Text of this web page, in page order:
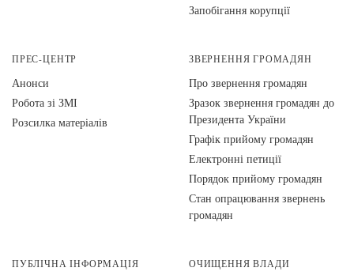
Запобігання корупції
ПРЕС-ЦЕНТР
Анонси
Робота зі ЗМІ
Розсилка матеріалів
ЗВЕРНЕННЯ ГРОМАДЯН
Про звернення громадян
Зразок звернення громадян до
Президента України
Графік прийому громадян
Електронні петиції
Порядок прийому громадян
Стан опрацювання звернень
громадян
ПУБЛІЧНА ІНФОРМАЦІЯ ОЧИЩЕННЯ ВЛАДИ